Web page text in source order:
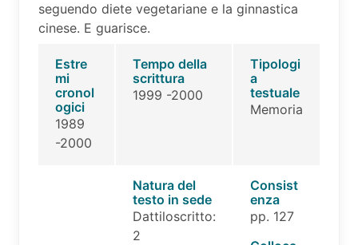
seguendo diete vegetariane e la ginnastica
cinese. E guarisce.
Estre
mi
cronol
ogici
1989
-2000
Tempo della
scrittura
1999 -2000
Tipologi
a
testuale
Memoria
Natura del
testo in sede
Dattiloscritto:
2
Consist
enza
pp. 127